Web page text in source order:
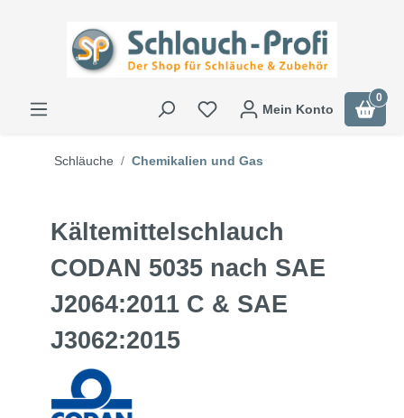
Mein Konto
0
Schläuche Chemikalien und Gas
Kältemittelschlauch
CODAN 5035 nach SAE
J2064:2011 C & SAE
J3062:2015